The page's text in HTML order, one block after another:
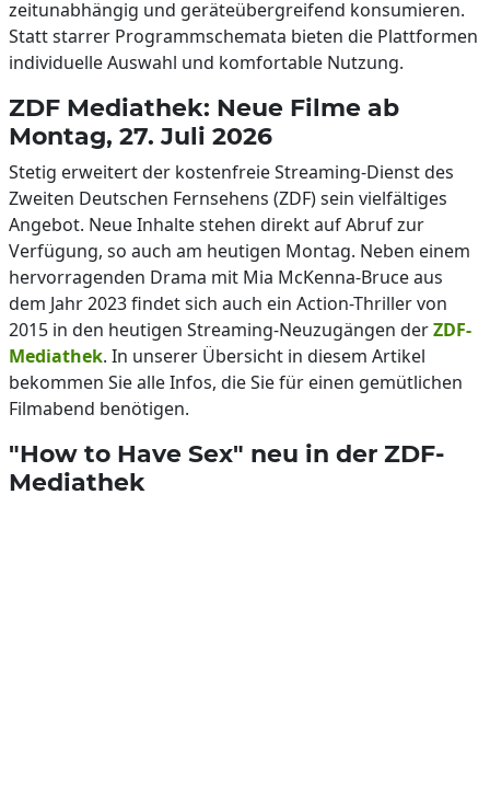
zeitunabhängig und geräteübergreifend konsumieren.
Statt starrer Programmschemata bieten die Plattformen
individuelle Auswahl und komfortable Nutzung.
ZDF Mediathek: Neue Filme ab
Montag, 27. Juli 2026
Stetig erweitert der kostenfreie Streaming-Dienst des
Zweiten Deutschen Fernsehens (ZDF) sein vielfältiges
Angebot. Neue Inhalte stehen direkt auf Abruf zur
Verfügung, so auch am heutigen Montag. Neben einem
hervorragenden Drama mit Mia McKenna-Bruce aus
dem Jahr 2023 findet sich auch ein Action-Thriller von
2015 in den heutigen Streaming-Neuzugängen derZDF-
Mediathek. In unserer Übersicht in diesem Artikel
bekommen Sie alle Infos, die Sie für einen gemütlichen
Filmabend benötigen.
"How to Have Sex" neu in der ZDF-
Mediathek